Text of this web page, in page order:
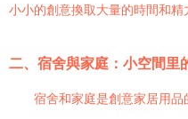
小小的創意換取大量的時間和精
二、宿舍與家庭：小空間里
宿舍和家庭是創意家居用品